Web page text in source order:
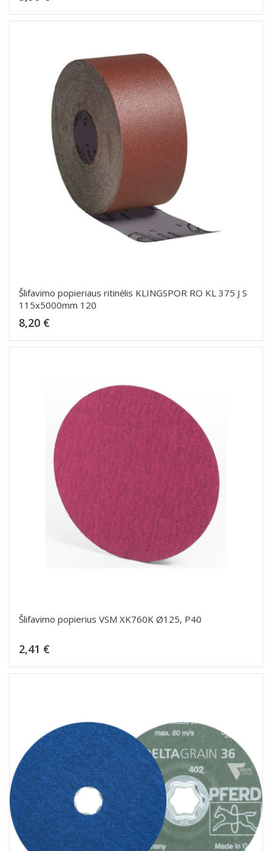
Šlifavimo popieriaus ritinėlis KLINGSPOR RO KL 375 J S
115x5000mm 120
8,20 €
Šlifavimo popierius VSM XK760K Ø125, P40
2,41 €